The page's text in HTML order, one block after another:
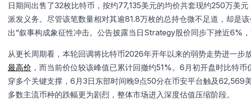
日期间出售了32枚比特币，按约77,135美元的均价共套现约250万美
派发义务。尽管该笔数量相对其逾81.8万枚的总持仓微不足道，却是
出”叙事构成象征性冲击。公告披露当日Strategy股价同步下挫近6%，
从更长周期看，本轮回调将比特币2026年开年以来的弱势走势进一步
最高价 ，而当前价位较该峰值已累计回撤约51%。6月初开盘时比特
穿多个关键支撑，6月3日东部时间晚9点50分在币安平台触及62,569
多数主流币种的跌幅更为剧烈，整体市场进入深度估值压缩阶段。